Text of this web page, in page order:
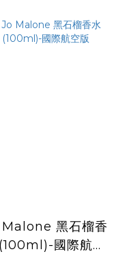
黑石榴香
國際航空